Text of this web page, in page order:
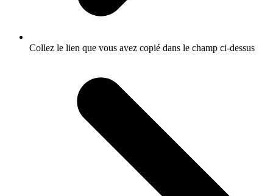
Collez le lien que vous avez copié dans le champ ci-dessus